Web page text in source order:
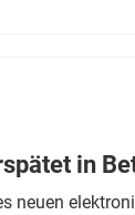
in
neuen